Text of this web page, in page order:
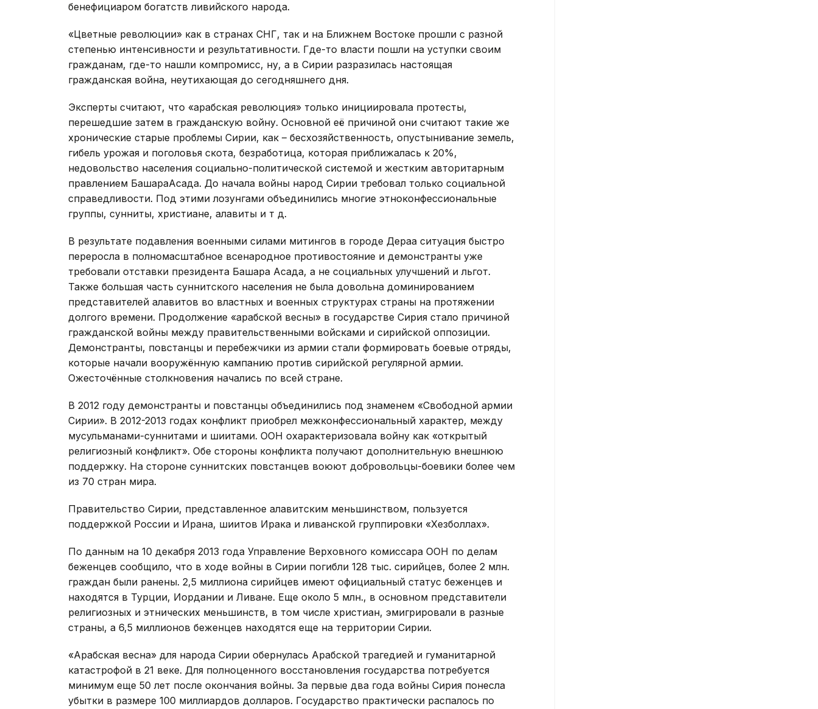
бенефициаром богатств ливийского народа.
«Цветные революции» как в странах СНГ, так и на Ближнем Востоке прошли с разной
степенью интенсивности и результативности. Где-то власти пошли на уступки своим
гражданам, где-то нашли компромисс, ну, а в Сирии разразилась настоящая
гражданская война, неутихающая до сегодняшнего дня.
Эксперты считают, что «арабская революция» только инициировала протесты,
перешедшие затем в гражданскую войну. Основной её причиной они считают такие же
хронические старые проблемы Сирии, как – бесхозяйственность, опустынивание земель,
гибель урожая и поголовья скота, безработица, которая приближалась к 20%,
недовольство населения социально-политической системой и жестким авторитарным
правлением БашараАсада. До начала войны народ Сирии требовал только социальной
справедливости. Под этими лозунгами объединились многие этноконфессиональные
группы, сунниты, христиане, алавиты и т д.
В результате подавления военными силами митингов в городе Дераа ситуация быстро
переросла в полномасштабное всенародное противостояние и демонстранты уже
требовали отставки президента Башара Асада, а не социальных улучшений и льгот.
Также большая часть суннитского населения не была довольна доминированием
представителей алавитов во властных и военных структурах страны на протяжении
долгого времени. Продолжение «арабской весны» в государстве Сирия стало причиной
гражданской войны между правительственными войсками и сирийской оппозиции.
Демонстранты, повстанцы и перебежчики из армии стали формировать боевые отряды,
которые начали вооружённую кампанию против сирийской регулярной армии.
Ожесточённые столкновения начались по всей стране.
В 2012 году демонстранты и повстанцы объединились под знаменем «Свободной армии
Сирии». В 2012-2013 годах конфликт приобрел межконфессиональный характер, между
мусульманами-суннитами и шиитами. ООН охарактеризовала войну как «открытый
религиозный конфликт». Обе стороны конфликта получают дополнительную внешнюю
поддержку. На стороне суннитских повстанцев воюют добровольцы-боевики более чем
из 70 стран мира.
Правительство Сирии, представленное алавитским меньшинством, пользуется
поддержкой России и Ирана, шиитов Ирака и ливанской группировки «Хезболлах».
По данным на 10 декабря 2013 года Управление Верховного комиссара ООН по делам
беженцев сообщило, что в ходе войны в Сирии погибли 128 тыс. сирийцев, более 2 млн.
граждан были ранены. 2,5 миллиона сирийцев имеют официальный статус беженцев и
находятся в Турции, Иордании и Ливане. Еще около 5 млн., в основном представители
религиозных и этнических меньшинств, в том числе христиан, эмигрировали в разные
страны, а 6,5 миллионов беженцев находятся еще на территории Сирии.
«Арабская весна» для народа Сирии обернулась Арабской трагедией и гуманитарной
катастрофой в 21 веке. Для полноценного восстановления государства потребуется
минимум еще 50 лет после окончания войны. За первые два года войны Сирия понесла
убытки в размере 100 миллиардов долларов. Государство практически распалось по